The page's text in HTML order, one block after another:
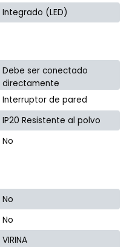
Integrado (LED)
Debe ser conectado
directamente
Interruptor de pared
IP20 Resistente al polvo
No
No
No
VIRINA